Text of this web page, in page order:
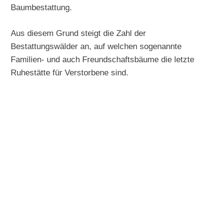
Baumbestattung.
Aus diesem Grund steigt die Zahl der
Bestattungswälder an, auf welchen sogenannte
Familien- und auch Freundschaftsbäume die letzte
Ruhestätte für Verstorbene sind.